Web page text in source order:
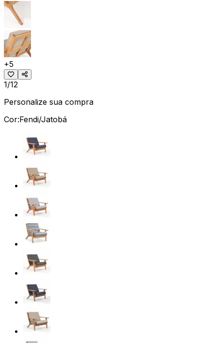
+5
1/12
Personalize sua compra
Cor:Fendi/Jatobá